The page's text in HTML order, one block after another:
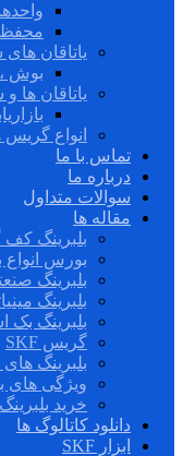
یاتاقان های
بوش ،
یاتاقان
انواع گریس
تماس با ما
درباره ما
سوالات متداول
مقاله ها
بلبرینگ کف
بورس انواع
بلبرینگ
بلبرینگ
بلبرینگ بک
گریس SKF
بلبرینگ
ویژگی های
خرید
دانلود کاتالوگ ها
ابزار SKF